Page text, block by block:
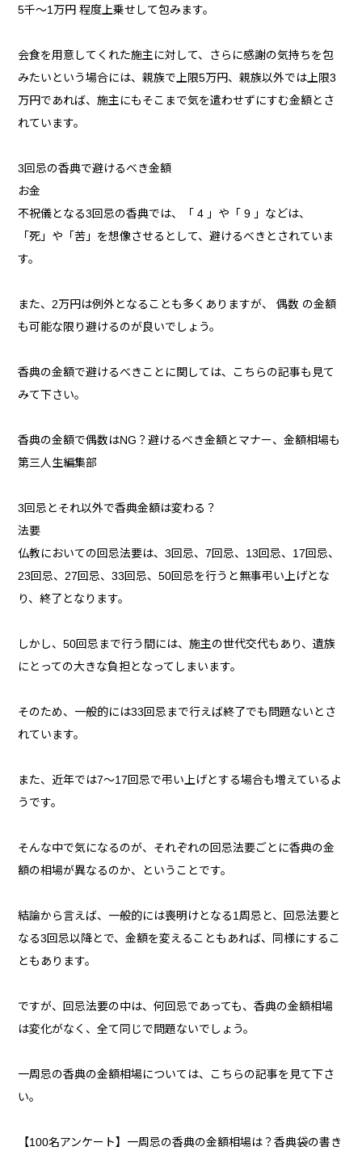
5千〜1万円 程度上乗せして包みます。
会食を用意してくれた施主に対して、さらに感謝の気持ちを包
みたいという場合には、親族で上限5万円、親族以外では上限3
万円であれば、施主にもそこまで気を遣わせずにすむ金額とさ
れています。
3回忌の香典で避けるべき金額
お金
不祝儀となる3回忌の香典では、「 4 」や「 9 」などは、
「死」や「苦」を想像させるとして、避けるべきとされていま
す。
また、2万円は例外となることも多くありますが、 偶数 の金額
も可能な限り避けるのが良いでしょう。
香典の金額で避けるべきことに関しては、こちらの記事も見て
みて下さい。
香典の金額で偶数はNG？避けるべき金額とマナー、金額相場も
第三人生編集部
3回忌とそれ以外で香典金額は変わる？
法要
仏教においての回忌法要は、3回忌、7回忌、13回忌、17回忌、
23回忌、27回忌、33回忌、50回忌を行うと無事弔い上げとな
り、終了となります。
しかし、50回忌まで行う間には、施主の世代交代もあり、遺族
にとっての大きな負担となってしまいます。
そのため、一般的には33回忌まで行えば終了でも問題ないとさ
れています。
また、近年では7〜17回忌で弔い上げとする場合も増えているよ
うです。
そんな中で気になるのが、それぞれの回忌法要ごとに香典の金
額の相場が異なるのか、ということです。
結論から言えば、一般的には喪明けとなる1周忌と、回忌法要と
なる3回忌以降とで、金額を変えることもあれば、同様にするこ
ともあります。
ですが、回忌法要の中は、何回忌であっても、香典の金額相場
は変化がなく、全て同じで問題ないでしょう。
一周忌の香典の金額相場については、こちらの記事を見て下さ
い。
【100名アンケート】一周忌の香典の金額相場は？香典袋の書き